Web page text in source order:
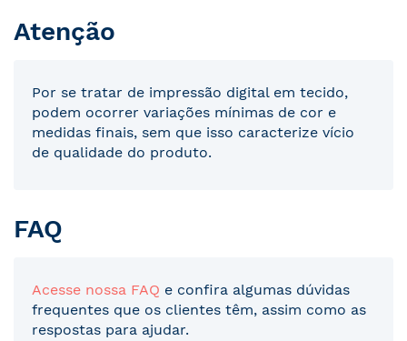
Atenção
Por se tratar de impressão digital em tecido,
podem ocorrer variações mínimas de cor e
medidas finais, sem que isso caracterize vício
de qualidade do produto.
FAQ
Acesse nossa FAQ e confira algumas dúvidas
frequentes que os clientes têm, assim como as
respostas para ajudar.